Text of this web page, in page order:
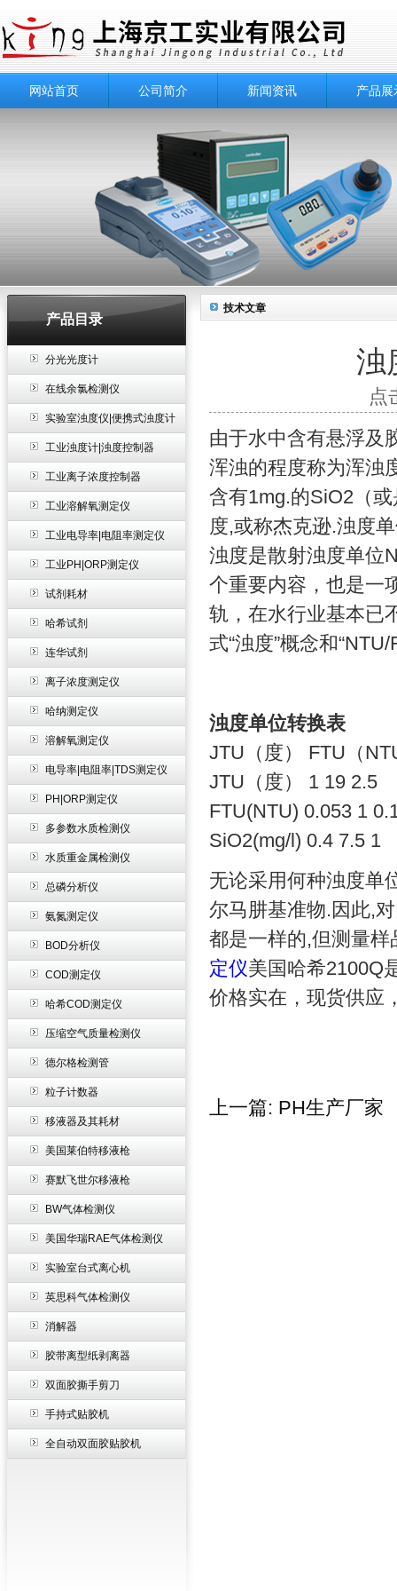
网站首页 公司简介 新闻资讯 产品展
产品目录
分光光度计
在线余氯检测仪
实验室浊度仪|便携式浊度计
工业浊度计|浊度控制器
工业离子浓度控制器
工业溶解氧测定仪
工业电导率|电阻率测定仪
工业PH|ORP测定仪
试剂耗材
哈希试剂
连华试剂
离子浓度测定仪
哈纳测定仪
溶解氧测定仪
电导率|电阻率|TDS测定仪
PH|ORP测定仪
多参数水质检测仪
水质重金属检测仪
总磷分析仪
氨氮测定仪
BOD分析仪
COD测定仪
哈希COD测定仪
压缩空气质量检测仪
德尔格检测管
粒子计数器
移液器及其耗材
美国莱伯特移液枪
赛默飞世尔移液枪
BW气体检测仪
美国华瑞RAE气体检测仪
实验室台式离心机
英思科气体检测仪
消解器
胶带离型纸剥离器
双面胶撕手剪刀
手持式贴胶机
全自动双面胶贴胶机
技术文章
浊
点
由于水中含有悬浮及
浑浊的程度称为浑浊
含有1mg.的SiO2 （
度,或称杰克逊.浊度
浊度是散射浊度单位
个重要内容，也是一
轨，在水行业基本已
式“浊度”概念和“NTU/
浊度单位转换表
JTU （度） FTU （
JTU （度）
1 19 2.5
FTU(NTU) 0.053 1
SiO2(mg/l) 0.4 7.5 1
无论采用何种浊度单
尔马肼基准物. 因此,
都是一样的,但测量样
定仪美国哈希2100Q
价格实在，现货供应
上一篇: PH生产厂家